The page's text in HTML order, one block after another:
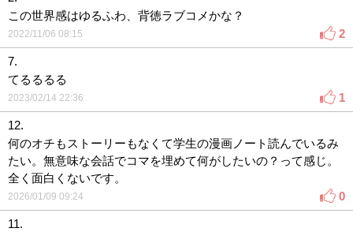
この世界感はゆるふわ、背徳ラブコメかな？
2022/11/06 08:15 2
7.
てるるるる
2023/02/14 22:36 1
12.
何のオチもストーリーもなくて学生の漫画ノート読んでいるみ
たい。無意味な会話でコマを埋めて何がしたいの？って感じ。
全く面白くないです。
2026/01/09 09:24 0
11.